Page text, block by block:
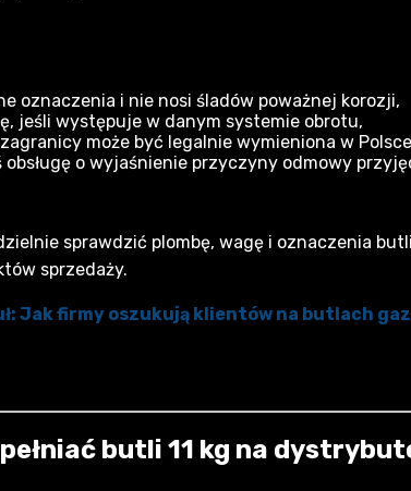
oznaczenia i nie nosi śladów poważnej korozji,
jeśli występuje w danym systemie obrotu,
może być legalnie wymieniona w
o wyjaśnienie przyczyny odmowy
sprawdzić plombę, wagę i oznaczenia
sprzedaży.
Jak firmy oszukują klientów na butlach
butli 11 kg na